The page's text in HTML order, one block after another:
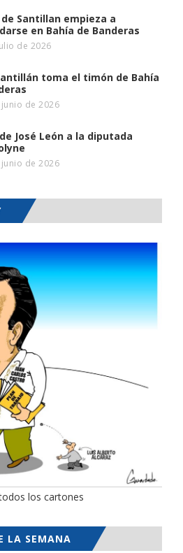
de Santillan empieza a
en Bahía de Banderas
de 2026
toma el timón de Bahía
de 2026
José León a la diputada
de 2026
los cartones
LA SEMANA